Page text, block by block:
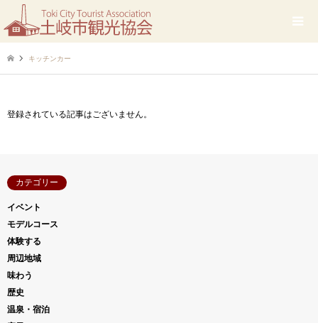
キッチンカー
登録されている記事はございません。
カテゴリー
イベント
モデルコース
体験する
周辺地域
味わう
歴史
温泉・宿泊